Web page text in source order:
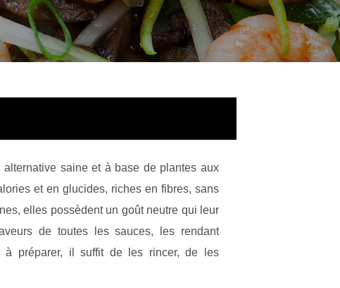
saine et à base de plantes aux
et en glucides, riches en fibres, sans
elles possèdent un goût neutre qui leur
de toutes les sauces, les rendant
à préparer, il suffit de les rincer, de les